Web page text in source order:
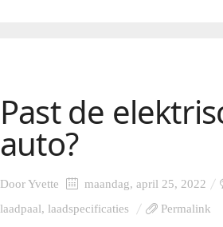
Past de
auto?
DoorYvette maandag, april 25, 2022
laadpaal, laadspecificaties Permalink